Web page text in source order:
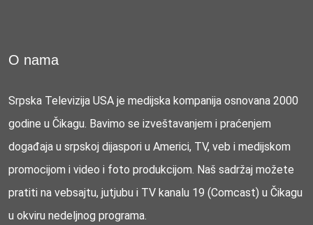
O nama
Srpska Televizija USA je medijska kompanija osnovana 2000
godine u Čikagu. Bavimo se izveštavanjem i praćenjem
događaja u srpskoj dijaspori u Americi, TV, veb i medijskom
promocijom i video i foto produkcijom. Naš sadržaj možete
pratiti na vebsajtu, jutjubu i TV kanalu 19 (Comcast) u Čikagu
u okviru nedeljnog programa.